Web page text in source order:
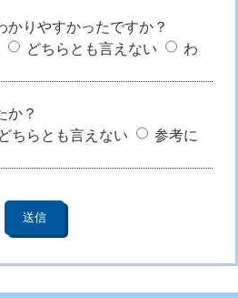
かりやすかったですか？
どちらとも言えない
わ
か？
どちらとも言えない
参考に